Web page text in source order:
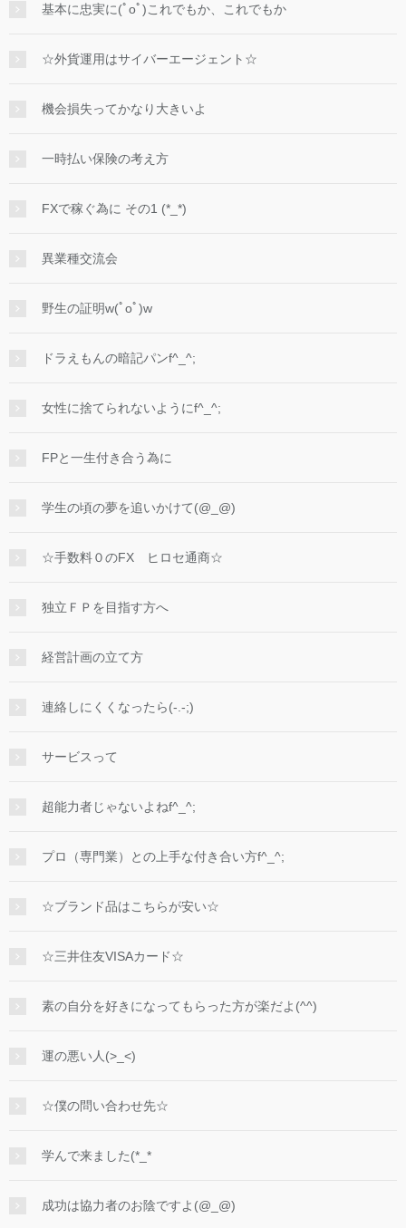
基本に忠実に(ﾟoﾟ)これでもか、これでもか
☆外貨運用はサイバーエージェント☆
機会損失ってかなり大きいよ
一時払い保険の考え方
FXで稼ぐ為に その1 (*_*)
異業種交流会
野生の証明w(ﾟoﾟ)w
ドラえもんの暗記パンf^_^;
女性に捨てられないようにf^_^;
FPと一生付き合う為に
学生の頃の夢を追いかけて(@_@)
☆手数料０のFX ヒロセ通商☆
独立ＦＰを目指す方へ
経営計画の立て方
連絡しにくくなったら(-.-;)
サービスって
超能力者じゃないよねf^_^;
プロ（専門業）との上手な付き合い方f^_^;
☆ブランド品はこちらが安い☆
☆三井住友VISAカード☆
素の自分を好きになってもらった方が楽だよ(^^)
運の悪い人(>_<)
☆僕の問い合わせ先☆
学んで来ました(*_*
成功は協力者のお陰ですよ(@_@)